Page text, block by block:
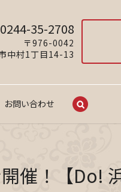
0244-35-2708
〒976-0042
中村1丁目14-13
お問い合わせ
催！【Do!